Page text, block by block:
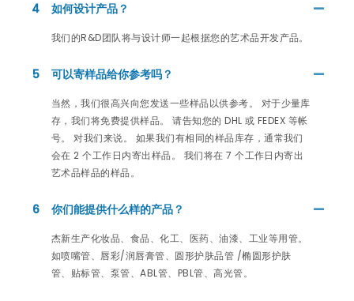
4 如何设计产品？
我们的R&D团队将与设计师一起根据您的艺术品开发产品。
5 可以寄样品给你参考吗？
当然，我们很高兴向您发送一些样品以供参考。 对于少量库
存，我们将免费提供样品。 请告知您的 DHL 或 FEDEX 等帐
号。 对我们来说。 如果我们有相同的样品库存，通常我们
会在 2 个工作日内寄出样品。 我们将在 7 个工作日内寄出
艺术品样品的样品。
6 你们能提供什么样的产品？
杰新生产化妆品、食品、化工、医药、油漆、工业等用管。
如喷嘴管、唇彩/润唇膏管、圆形护肤品管 /椭圆形护肤
管、贴标管、泵管、ABL管、PBL管、高光管。